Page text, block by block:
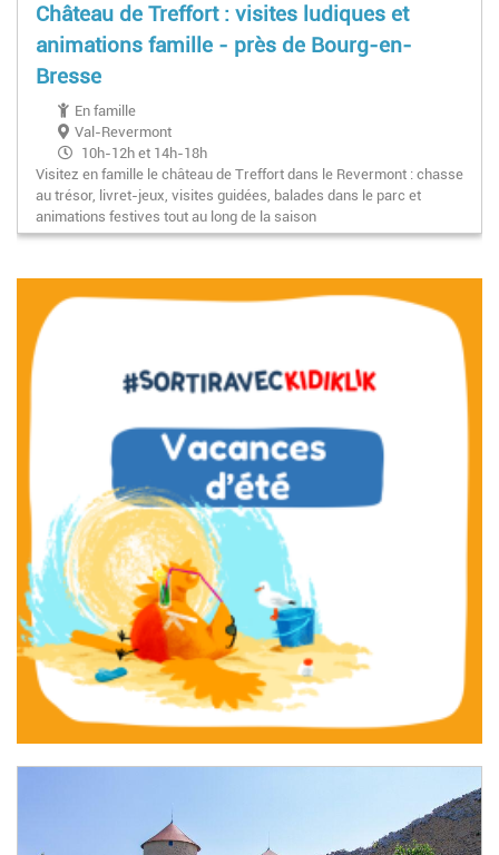
Château de Treffort : visites ludiques et
animations famille - près de Bourg-en-
Bresse
En famille
Val-Revermont
10h-12h et 14h-18h
— Week-ends et jours fériés du 11 avril au 1er octobre.
Fermé le 1er mai et 8 mai
— Du mercredi au dimanche pendant les vacances
scolaires (hors Noël et hiver)du 17 juin au 13 septembre. —
Visitez en famille le château de Treffort dans le Revermont : chasse
au trésor, livret-jeux, visites guidées, balades dans le parc et
animations festives tout au long de la saison